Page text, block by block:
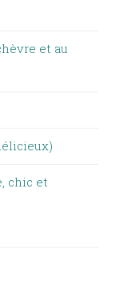
et au
chic et